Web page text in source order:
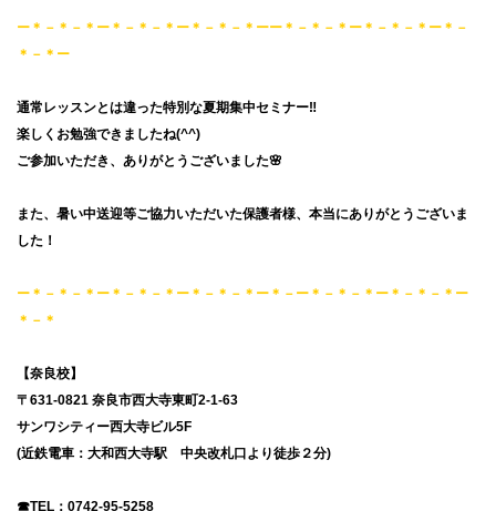
ー＊－＊－＊ー＊－＊－＊ー＊－＊－＊ーー＊－＊－＊ー＊－＊－＊ー＊－
＊－＊ー
通常レッスンとは違った特別な夏期集中セミナー‼
楽しくお勉強できましたね(^^)
ご参加いただき、ありがとうございました🌸
また、暑い中送迎等ご協力いただいた保護者様、本当にありがとうございま
した！
ー＊－＊－＊ー＊－＊－＊ー＊－＊－＊ー＊－ー＊－＊－＊ー＊－＊－＊ー
＊－＊
【奈良校】
〒631-0821 奈良市西大寺東町2-1-63
サンワシティー西大寺ビル5F
(近鉄電車：大和西大寺駅 中央改札口より徒歩２分)
☎TEL：0742-95-5258